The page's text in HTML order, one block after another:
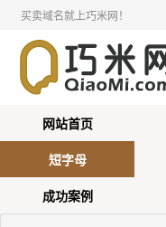
买卖域名就上巧米网！
网站首页
短字母
成功案例